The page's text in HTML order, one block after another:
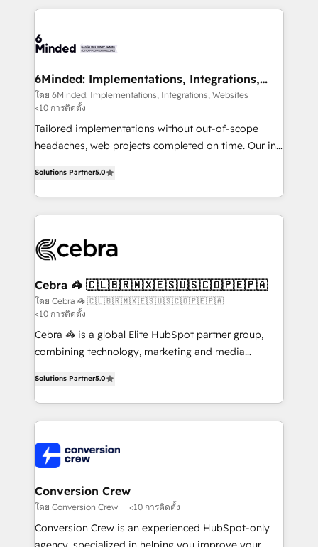
what matters most: growing your business and
wowing your customers. Let’s make HubSpot work
cleaner data, smarter automation, and more
Implementation & Migration · Native & Custom
Reporting & Analytics · GTM Architecture · Sales &
Marketing Enablement If you’re ready to elevate
HubSpot from “just your CRM” to your growth
infrastructure—let’s talk.
6Minded: Implementations, Integrations,
Websites
โดย 6Minded: Implementations, Integrations, Websites
<10 การติดตั้ง
Tailored implementations without out-of-scope
headaches, web projects completed on time. Our in-
developers, designers, and marketers handles all
aspects of your HubSpot. ✨ 400+ global clients ✨
100+ seamless migrations from 15+ different CRMs
implementations, and 5,000+ pages ✨ CS: Clients
CS: 245% organic growth & +751% new visitors for a
full-funnel HubSpot project ✨ CS: 415% conversion
boost with a new HubSpot site Recognized leaders:
🏆 HubSpot Platform Migration Impact Award 🏆
Clutch HubSpot Global Leader 🏆 Finalist: HubSpot
Award for Best Website 🌟 Accreditations: CRM
Implementation, HubSpot Content Experience, CRM
Data Migration & Custom Integration
Solutions Partner5.0
Cebra 🦓 🇨🇱🇧🇷🇲🇽🇪🇸🇺🇸🇨🇴🇵🇪🇵🇦
โดย Cebra 🦓 🇨🇱🇧🇷🇲🇽🇪🇸🇺🇸🇨🇴🇵🇪🇵🇦
<10 การติดตั้ง
Cebra 🦓 is a global Elite HubSpot partner group,
combining technology, marketing and media
Europe, with teams across 7 countries. Born in Chile,
we combine local insight with international reach to
help businesses grow through technology, creativity,
500+ HubSpot implementations, building end-to-
end solutions that integrate CRM, AI automation,
inbound and loop marketing, content, and digital
creativity. Our multicultural team works in Spanish,
Portuguese, and English to design scalable strategies
that drive measurable growth. 🌎 Highlights: • 10+
Solutions Partner5.0
Conversion Crew
โดย Conversion Crew <10 การติดตั้ง
Conversion Crew is an experienced HubSpot-only